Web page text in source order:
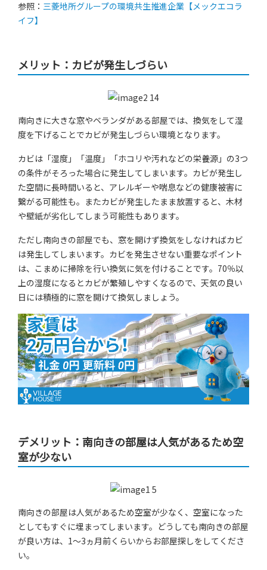
参照： 三菱地所グループの環境共生推進企業【メックエコラ
イフ】
メリット：カビが発生しづらい
南向きに大きな窓やベランダがある部屋では、換気をして湿
度を下げることでカビが発生しづらい環境となります。
カビは「湿度」「温度」「ホコリや汚れなどの栄養源」の3つ
の条件がそろった場合に発生してしまいます。カビが発生し
た空間に長時間いると、アレルギーや喘息などの健康被害に
繋がる可能性も。またカビが発生したまま放置すると、木材
や壁紙が劣化してしまう可能性もあります。
ただし南向きの部屋でも、窓を開けず換気をしなければカビ
は発生してしまいます。カビを発生させない重要なポイント
は、こまめに掃除を行い換気に気を付けることです。70％以
上の湿度になるとカビが繁殖しやすくなるので、天気の良い
日には積極的に窓を開けて換気しましょう。
デメリット：南向きの部屋は人気があるため空
室が少ない
南向きの部屋は人気があるため空室が少なく、空室になった
としてもすぐに埋まってしまいます。どうしても南向きの部屋
が良い方は、1～3ヵ月前くらいからお部屋探しをしてくださ
い。